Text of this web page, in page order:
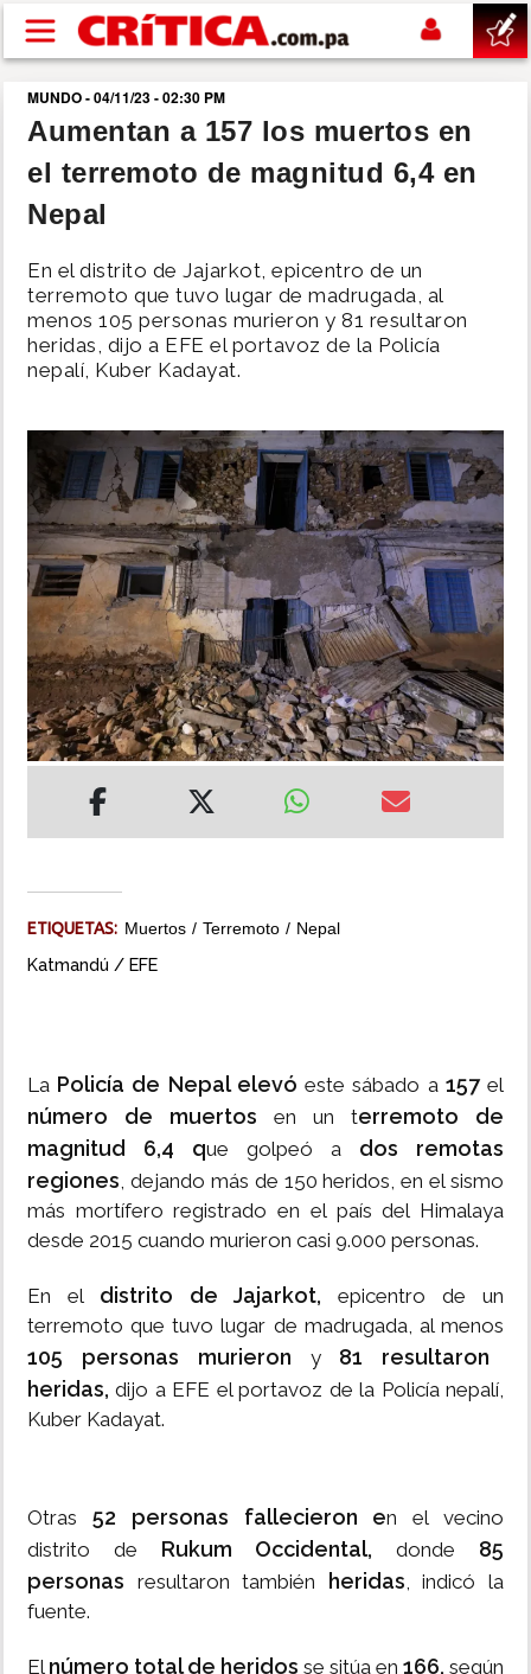
Pasar al contenido principal
buscar
SUCESOS
POLÍTICA
SHOW
DEPORTES
MUNDO
INSÓLITAS
MULTIMEDIA
IMPRESO
MUNDO - 04/11/23 - 02:30 PM
Aumentan a 157 los muertos en
el terremoto de magnitud 6,4 en
Nepal
En el distrito de Jajarkot, epicentro de un
terremoto que tuvo lugar de madrugada, al
menos 105 personas murieron y 81 resultaron
heridas, dijo a EFE el portavoz de la Policía
nepalí, Kuber Kadayat.
ETIQUETAS: Muertos Terremoto Nepal
Katmandú / EFE
La Policía de Nepal elevó este sábado a157el
número de muertos en un terremoto de
magnitud 6,4 que golpeó a dos remotas
regiones, dejando más de 150 heridos, en el sismo
más mortífero registrado en el país del Himalaya
desde 2015 cuando murieron casi 9.000 personas.
En el distrito de Jajarkot, epicentro de un
terremoto que tuvo lugar de madrugada, al menos
105 personas murieron y81 resultaron
heridas,dijo a EFE el portavoz de la Policía nepalí,
Kuber Kadayat.
Otras 52 personas fallecieron en el vecino
distrito de Rukum Occidental,donde 85
personas resultaron también heridas, indicó la
fuente.
El número total de heridos se sitúa en 166, según